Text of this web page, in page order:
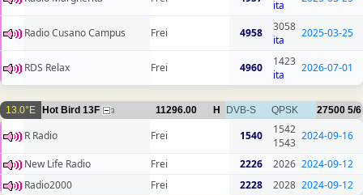
ita
Radio Cusano Campus Frei 4958
3058
ita
2025-03-25
RDS Relax Frei 4960
1423
ita
2026-07-01
13.0°E Hot Bird 13F 3 11296.00 H DVB-S QPSK 27500 5/6
R Radio Frei 1540
1542
1543
2024-09-16
New Life Radio Frei 2226 2026 2024-09-12
Radio2000
Frei 2228 2028 2024-09-12